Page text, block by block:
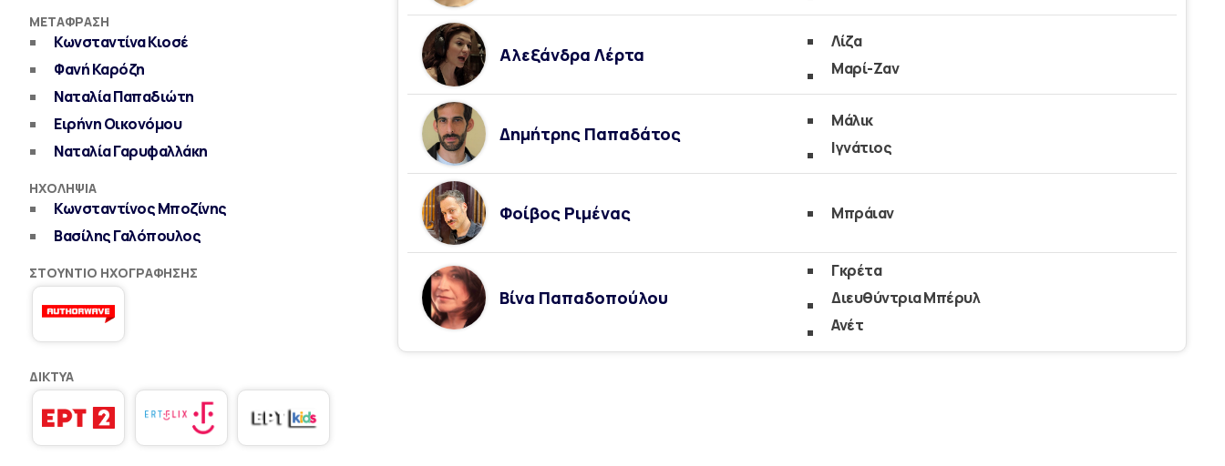
ΜΕΤΆΦΡΑΣΗ
Κωνσταντίνα Κιοσέ
Φανή Καρόζη
Ναταλία Παπαδιώτη
Ειρήνη Οικονόμου
Ναταλία Γαρυφαλλάκη
ΗΧΟΛΗΨΊΑ
Κωνσταντίνος Μποζίνης
Βασίλης Γαλόπουλος
ΣΤΟΎΝΤΙΟ ΗΧΟΓΡΆΦΗΣΗΣ
ΔΊΚΤΥΑ
Αλεξάνδρα Λέρτα
Λίζα
Μαρί-Ζαν
Δημήτρης Παπαδάτος
Μάλικ
Ιγνάτιος
Φοίβος Ριμένας Μπράιαν
Βίνα Παπαδοπούλου
Γκρέτα
Διευθύντρια Μπέρυλ
Ανέτ